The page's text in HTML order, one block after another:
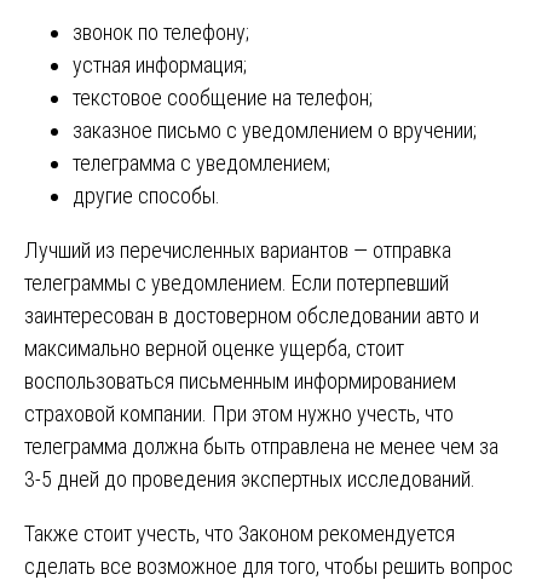
звонок по телефону;
устная информация;
текстовое сообщение на телефон;
заказное письмо с уведомлением о вручении;
телеграмма с уведомлением;
другие способы.
Лучший из перечисленных вариантов — отправка
телеграммы с уведомлением. Если потерпевший
заинтересован в достоверном обследовании авто и
максимально верной оценке ущерба, стоит
воспользоваться письменным информированием
страховой компании. При этом нужно учесть, что
телеграмма должна быть отправлена не менее чем за
3-5 дней до проведения экспертных исследований.
Также стоит учесть, что Законом рекомендуется
сделать все возможное для того, чтобы решить вопрос